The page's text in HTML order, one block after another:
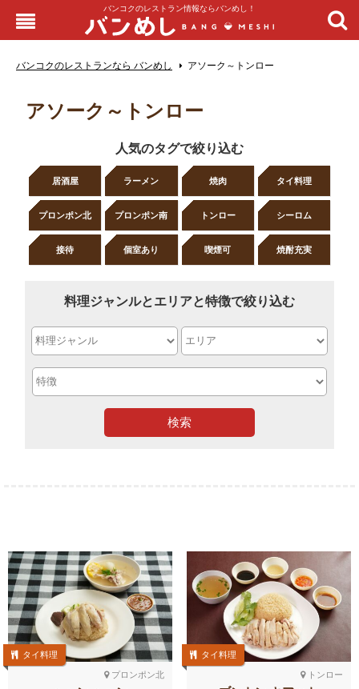
バンコクのレストラン情報ならバンめし！
バンコクのレストランなら バンめし アソーク～トンロー
アソーク～トンロー
人気のタグで絞り込む
居酒屋 ラーメン 焼肉 タイ料理
プロンポン北 プロンポン南 トンロー シーロム
接待 個室あり 喫煙可 焼酎充実
料理ジャンルとエリアと特徴で絞り込む
検索
プロンポン北
タイ料理
トンロー
タイ料理